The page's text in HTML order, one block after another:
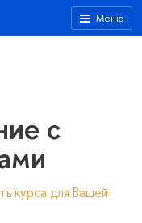
Меню
с
курса для Вашей